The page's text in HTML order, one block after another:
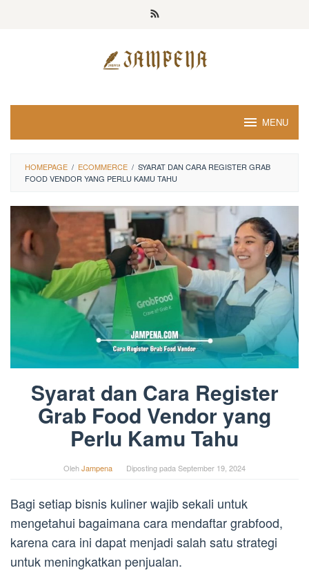
MENU
HOMEPAGE / ECOMMERCE / SYARAT DAN CARA REGISTER GRAB
FOOD VENDOR YANG PERLU KAMU TAHU
Syarat dan Cara Register
Grab Food Vendor yang
Perlu Kamu Tahu
OlehJampena Diposting pada September 19, 2024
Bagi setiap bisnis kuliner wajib sekali untuk
mengetahui bagaimana cara mendaftar grabfood,
karena cara ini dapat menjadi salah satu strategi
untuk meningkatkan penjualan.